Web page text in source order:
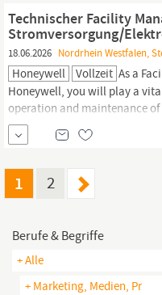
und arbeiten eng mit
Technischer Facility
Stromversorgung/
18.06.2026 Nordrhein Westfalen,
Honeywell Vollzeit As a
Honeywell, you will play a
operation and maintenance
facilities. Your
systems, optimizing
enhance the longevity of...
1 2
Berufe & Begriffe
+ Alle
+ Marketing, Medien, Pr